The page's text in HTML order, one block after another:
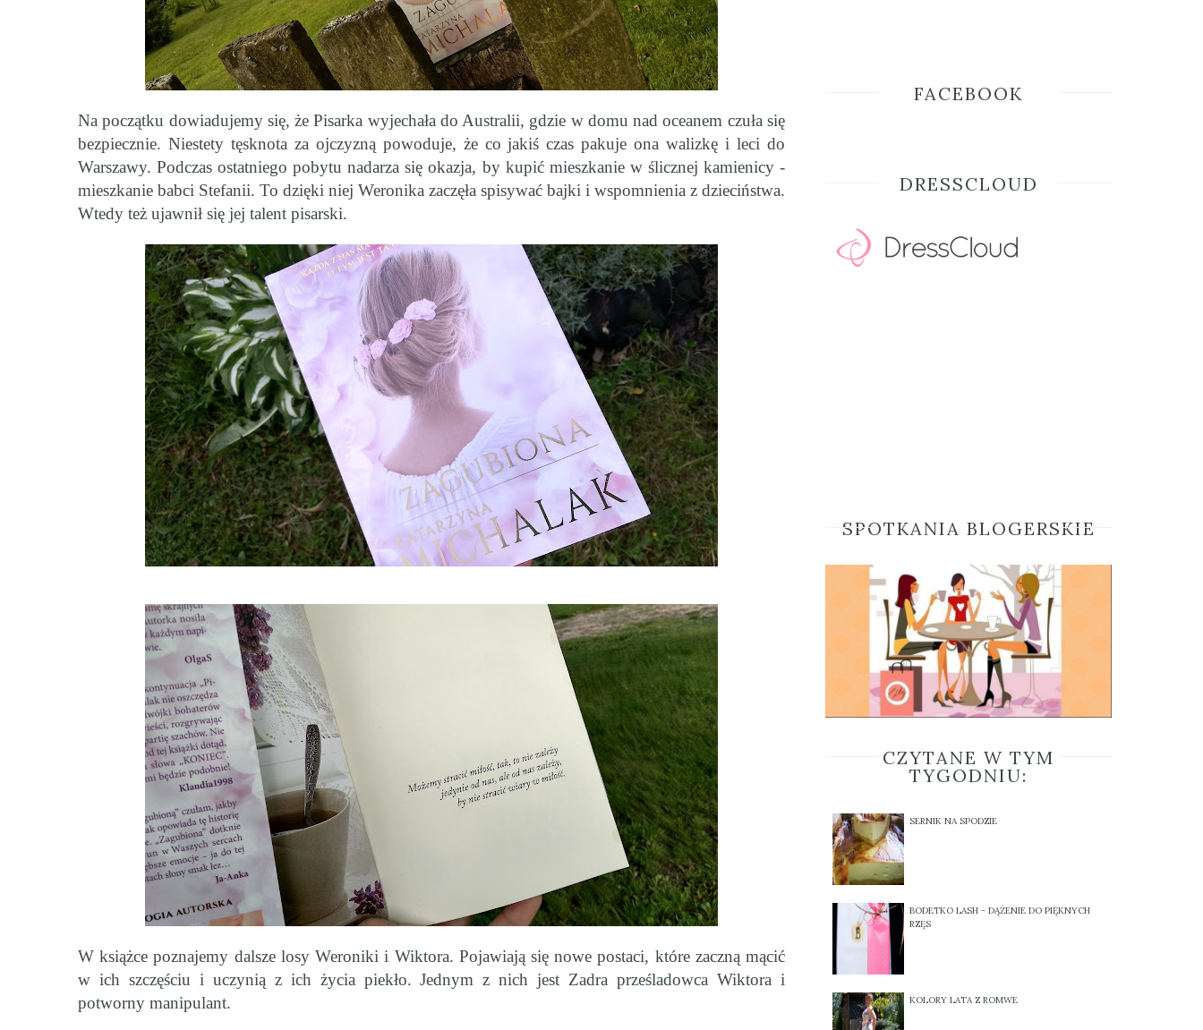
Na początku dowiadujemy się, że Pisarka wyjechała do Australii, gdzie w domu nad oceanem czuła się
bezpiecznie. Niestety tęsknota za ojczyzną powoduje, że co jakiś czas pakuje ona walizkę i leci do
Warszawy. Podczas ostatniego pobytu nadarza się okazja, by kupić mieszkanie w ślicznej kamienicy -
mieszkanie babci Stefanii. To dzięki niej Weronika zaczęła spisywać bajki i wspomnienia z dzieciństwa.
Wtedy też ujawnił się jej talent pisarski.
W książce poznajemy dalsze losy Weroniki i Wiktora. Pojawiają się nowe postaci, które zaczną mącić
w ich szczęściu i uczynią z ich życia piekło. Jednym z nich jest Zadra prześladowca Wiktora i
potworny manipulant.
FACEBOOK
DRESSCLOUD
SPOTKANIA BLOGERSKIE
CZYTANE W TYM
TYGODNIU:
SERNIK NA SPODZIE
BODETKO LASH - DĄŻENIE DO PIĘKNYCH
RZĘS
KOLORY LATA Z ROMWE